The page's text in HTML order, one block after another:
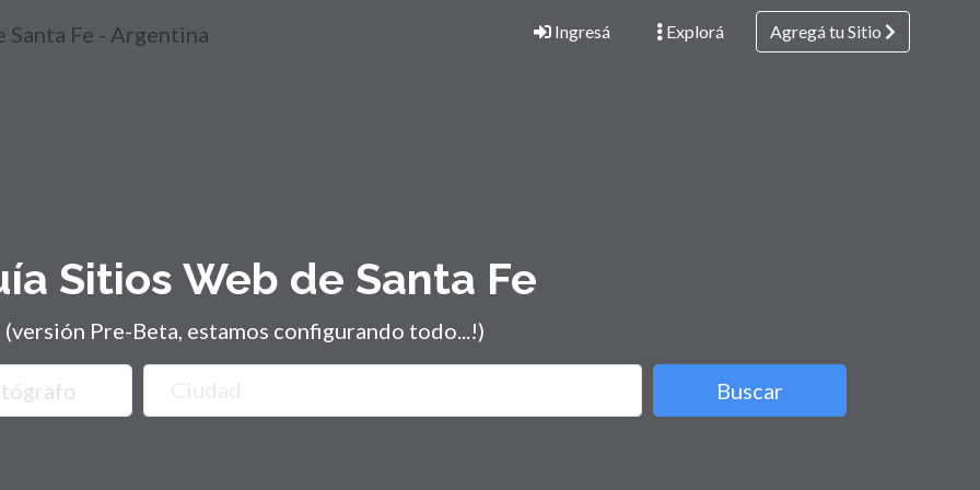
Ingresá Explorá Agregá tu Sitio
Sitios Web de Santa Fe
(versión Pre-Beta, estamos configurando todo...!)
Buscar